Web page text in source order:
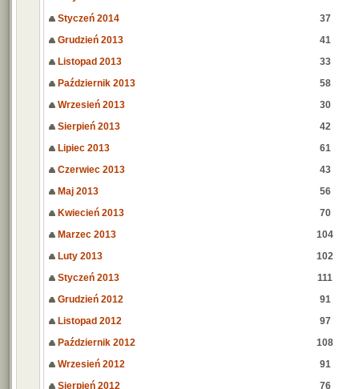
Styczeń 2014
37
Grudzień 2013
41
Listopad 2013
33
Październik 2013
58
Wrzesień 2013
30
Sierpień 2013
42
Lipiec 2013
61
Czerwiec 2013
43
Maj 2013
56
Kwiecień 2013
70
Marzec 2013
104
Luty 2013
102
Styczeń 2013
111
Grudzień 2012
91
Listopad 2012
97
Październik 2012
108
Wrzesień 2012
91
Sierpień 2012
76